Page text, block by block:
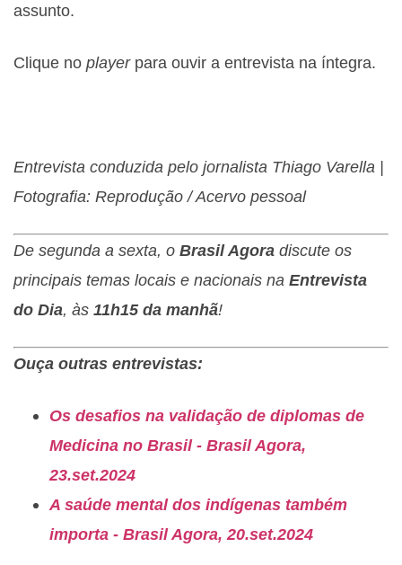
assunto.
Clique no playerpara ouvir a entrevista na íntegra.
Entrevista conduzida pelo jornalista Thiago Varella |
Fotografia: Reprodução / Acervo pessoal
De segunda a sexta, o Brasil Agora discute os
principais temas locais e nacionais na Entrevista
do Dia, às 11h15 da manhã!
Ouça outras entrevistas:
Os desafios na validação de diplomas de
Medicina no Brasil - Brasil Agora,
23.set.2024
A saúde mental dos indígenas também
importa - Brasil Agora, 20.set.2024